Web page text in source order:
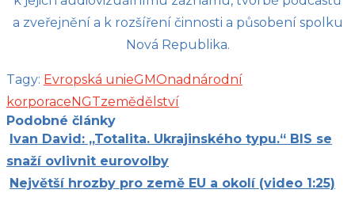
a zveřejnění a k rozšíření činnosti a působení spolku
Nová Republika.
Tagy: Evropská unieGMOnadnárodní
korporace NGTzemědělství
Podobné články
Ivan David: „Totalita. Ukrajinského typu.“ BIS se
snaží ovlivnit eurovolby
Největší hrozby pro země EU a okolí (video 1:25)